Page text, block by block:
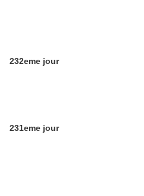
232eme jour
231eme jour